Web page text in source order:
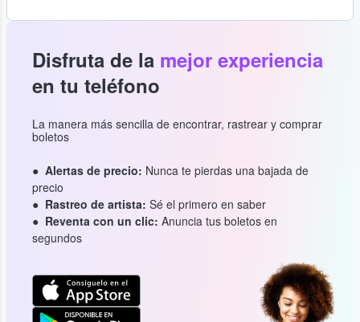
Disfruta de la mejor experiencia
en tu teléfono
La manera más sencilla de encontrar, rastrear y comprar
boletos
Alertas de precio: Nunca te pierdas una bajada de
precio
Rastreo de artista: Sé el primero en saber
Reventa con un clic: Anuncia tus boletos en
segundos